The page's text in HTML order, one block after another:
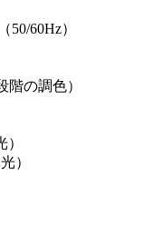
60Hz）
階の調色）
）